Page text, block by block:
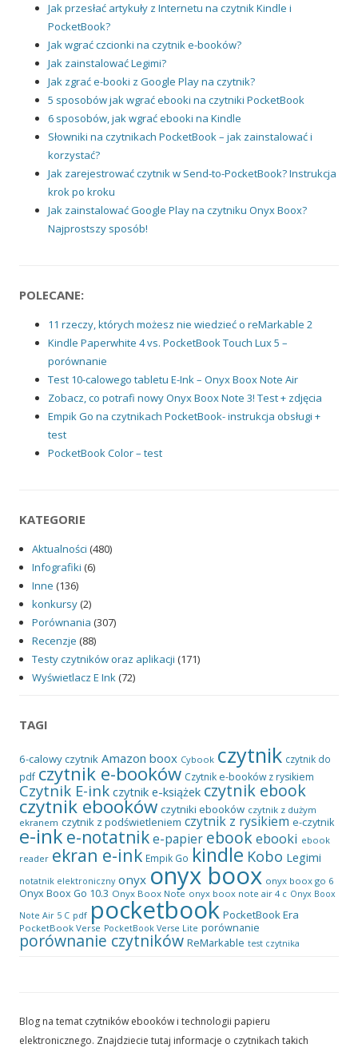
Jak przesłać artykuły z Internetu na czytnik Kindle i
PocketBook?
Jak wgrać czcionki na czytnik e-booków?
Jak zainstalować Legimi?
Jak zgrać e-booki z Google Play na czytnik?
5 sposobów jak wgrać ebooki na czytniki PocketBook
6 sposobów, jak wgrać ebooki na Kindle
Słowniki na czytnikach PocketBook – jak zainstalować i
korzystać?
Jak zarejestrować czytnik w Send-to-PocketBook? Instrukcja
krok po kroku
Jak zainstalować Google Play na czytniku Onyx Boox?
Najprostszy sposób!
POLECANE:
11 rzeczy, których możesz nie wiedzieć o reMarkable 2
Kindle Paperwhite 4 vs. PocketBook Touch Lux 5 –
porównanie
Test 10-calowego tabletu E-Ink – Onyx Boox Note Air
Zobacz, co potrafi nowy Onyx Boox Note 3! Test + zdjęcia
Empik Go na czytnikach PocketBook- instrukcja obsługi +
test
PocketBook Color – test
KATEGORIE
Aktualności (480)
Infografiki (6)
Inne (136)
konkursy(2)
Porównania (307)
Recenzje (88)
Testy czytników oraz aplikacji (171)
Wyświetlacz E Ink(72)
TAGI
6-calowy czytnik Amazon boox Cybook czytnik czytnik do
pdf czytnik e-booków Czytnik e-booków z rysikiem
Czytnik E-ink czytnik e-książek czytnik ebook
czytnik ebooków czytniki ebooków czytnik z dużym
ekranem czytnik z podświetleniem czytnik z rysikiem e-czytnik
e-ink e-notatnike-papier ebookebooki ebook
reader ekran e-ink Empik Go kindle Kobo Legimi
notatnik elektroniczny onyx onyx boox onyx boox go 6
Onyx Boox Go 10.3 Onyx Boox Note onyx boox note air 4 c Onyx Boox
Note Air 5 C pdf pocketbook PocketBook Era
PocketBook Verse PocketBook Verse Lite porównanie
porównanie czytników ReMarkable test czytnika
Blog na temat czytników ebooków i technologii papieru
elektronicznego. Znajdziecie tutaj informacje o czytnikach takich